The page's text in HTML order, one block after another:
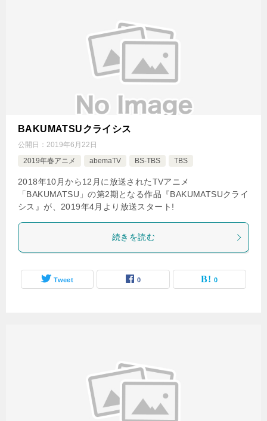
BAKUMATSUクライシス
公開日： 2019年6月22日
2019年春アニメ
abemaTV BS-TBS TBS
2018年10月から12月に放送されたTVアニメ
「BAKUMATSU」の第2期となる作品『BAKUMATSUクライ
シス』が、2019年4月より放送スタート!
続きを読む
Tweet 0 0